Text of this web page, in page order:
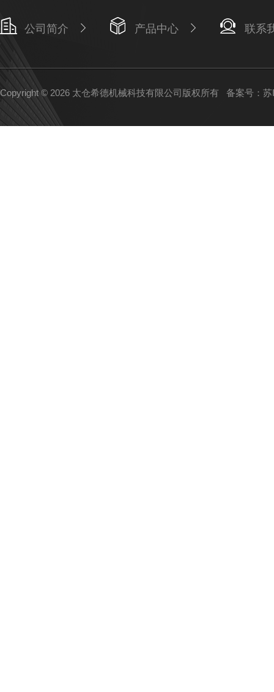
公司简介 产品中心 联系
Copyright © 2026 太仓希德机械科技有限公司版权所有 备案号：